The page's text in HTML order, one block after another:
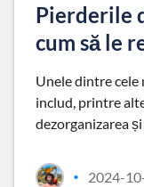
Pierderile
cum să le
Unele dintre
includ, printre
dezorganizarea
• 2024-